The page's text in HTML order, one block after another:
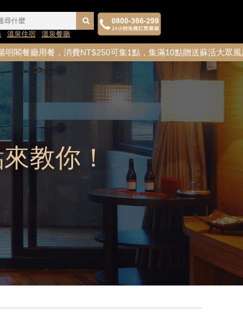
溫泉住宿 溫泉餐廳
，消費NT$250可集1點，集滿10點贈送蘇活大眾風呂券1張
教你！